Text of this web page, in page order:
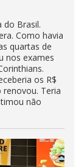
do Brasil.
Como havia
quartas de
nos exames
os R$
renovou. Teria
não